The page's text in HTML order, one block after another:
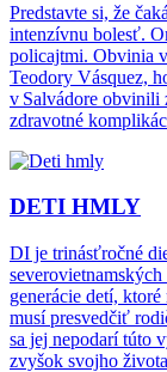
Predstavte si, že
intenzívnu bolesť.
policajtmi. Obvinia
Teodory Vásquez,
v Salvádore obvinili
zdravotné
DETI HMLY
DI je trinásťročné
generácie detí,
musí presvedčiť
sa jej nepodarí túto
zvyšok svojho